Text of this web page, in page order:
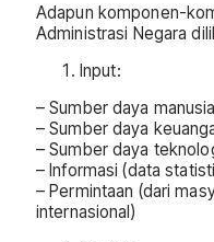
Adapun komponen-
Administrasi Negara
Input:
– Sumber daya
– Sumber daya
– Sumber daya
– Informasi (data
– Permintaan (dari
internasional)